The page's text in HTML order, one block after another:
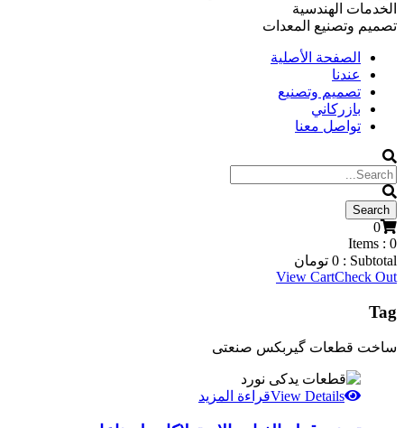
الخدمات الهندسية
تصميم وتصنيع المعدات
الصفحة الأصلية
عندنا
تصميم وتصنيع
بازركاني
تواصل معنا
0
Items : 0
Subtotal :
0 تومان
View CartCheck Out
Tag
ساخت قطعات گیربکس صنعتی
View Detailsقراءة المزيد